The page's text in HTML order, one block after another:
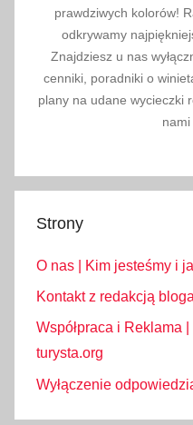
prawdziwych kolorów!
odkrywamy
Znajdziesz u nas
cenniki, poradniki o
plany na udane wycieczki
Strony
O nas | Kim jesteśmy i
Kontakt z redakcją
Współpraca i Reklama
turysta.org
Wyłączenie